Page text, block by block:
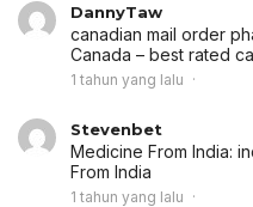
DannyTaw
canadian mail order
Canada – best rated
1 tahun yang lalu
Stevenbet
Medicine From India:
From India
1 tahun yang lalu